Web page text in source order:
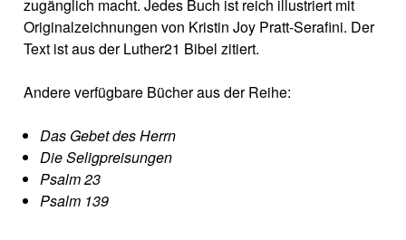
zugänglich macht. Jedes Buch ist reich illustriert mit
Originalzeichnungen von Kristin Joy Pratt-Serafini. Der
Text ist aus der Luther21 Bibel zitiert.
Andere verfügbare Bücher aus der Reihe:
Das Gebet des Herrn
Die Seligpreisungen
Psalm 23
Psalm 139